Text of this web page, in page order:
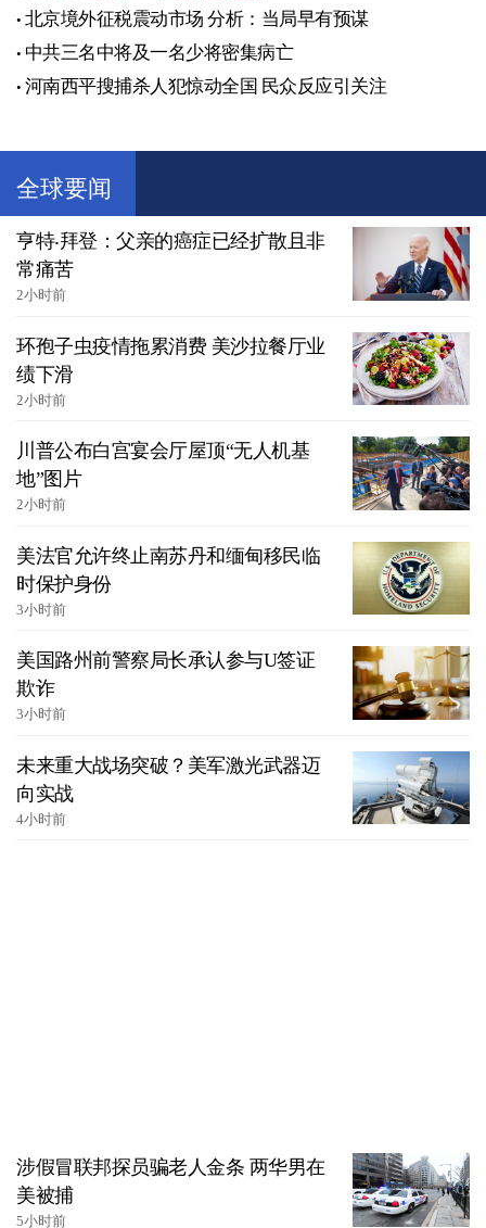
北京境外征税震动市场 分析：当局早有预谋
中共三名中将及一名少将密集病亡
河南西平搜捕杀人犯惊动全国 民众反应引关注
全球要闻
亨特‧拜登：父亲的癌症已经扩散且非
常痛苦
2小时前
环孢子虫疫情拖累消费 美沙拉餐厅业
绩下滑
2小时前
川普公布白宫宴会厅屋顶“无人机基
地”图片
2小时前
美法官允许终止南苏丹和缅甸移民临
时保护身份
3小时前
美国路州前警察局长承认参与U签证
欺诈
3小时前
未来重大战场突破？美军激光武器迈
向实战
4小时前
涉假冒联邦探员骗老人金条 两华男在
美被捕
5小时前